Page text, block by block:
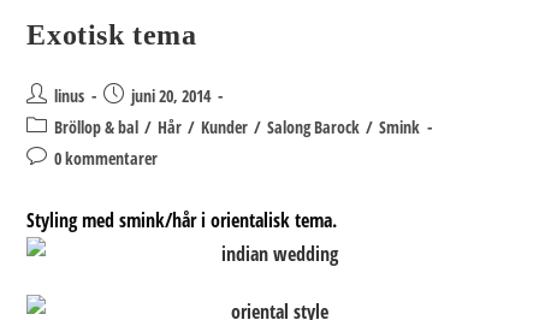
Exotisk tema
Inläggsförfattare:
linus
Inlägget
publicerat:
juni 20, 2014
Inläggskategori:
Bröllop & bal / Hår / Kunder / Salong Barock / Smink
Kommentarer
inlägget:
0 kommentarer
Styling med smink/hår i orientalisk tema.